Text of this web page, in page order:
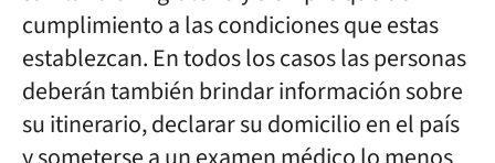
cumplimiento a las condiciones que estas
establezcan. En todos los casos las personas
deberán también brindar información sobre
su itinerario, declarar su domicilio en el país